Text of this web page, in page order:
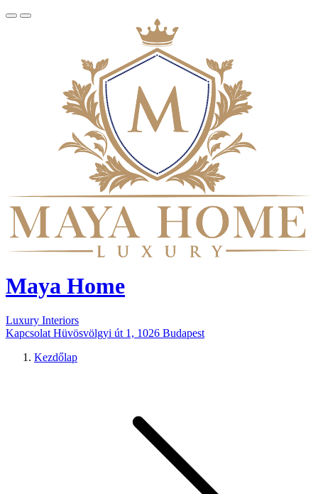
Maya Home
Luxury Interiors
Kapcsolat Hüvösvölgyi út 1, 1026 Budapest
Kezdőlap